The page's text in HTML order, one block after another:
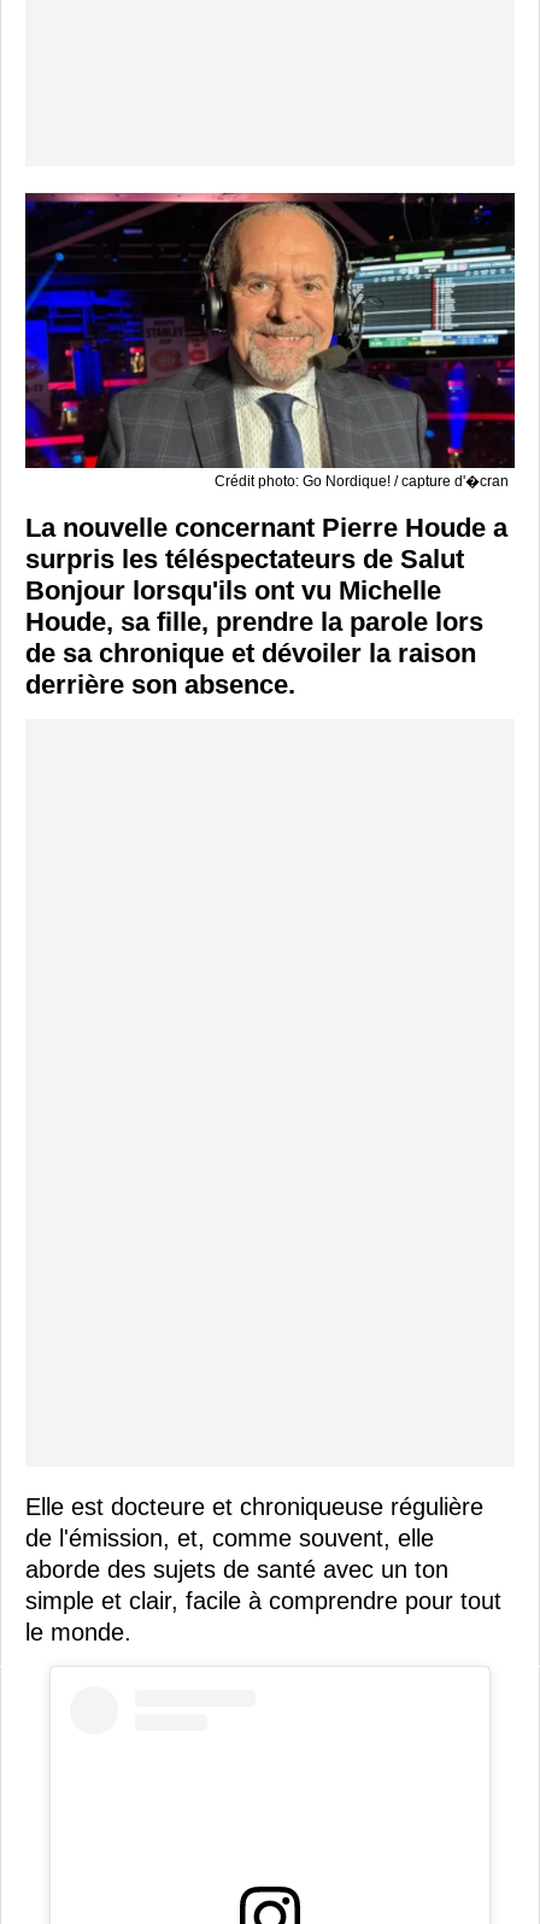
Crédit photo: Go Nordique! / capture d'�cran
La nouvelle concernant Pierre Houde a
surpris les téléspectateurs de Salut
Bonjour lorsqu'ils ont vu Michelle
Houde, sa fille, prendre la parole lors
de sa chronique et dévoiler la raison
derrière son absence.
Elle est docteure et chroniqueuse régulière
de l'émission, et, comme souvent, elle
aborde des sujets de santé avec un ton
simple et clair, facile à comprendre pour tout
le monde.